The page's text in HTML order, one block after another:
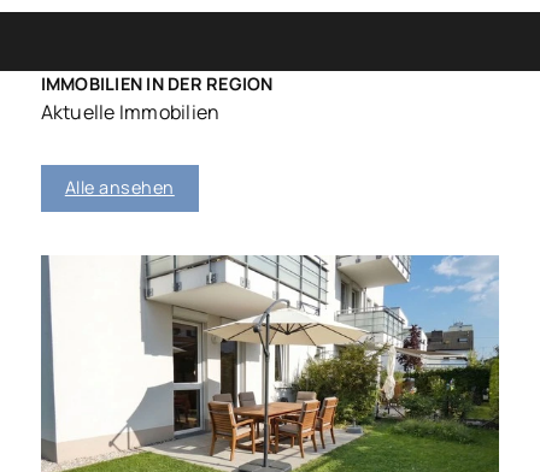
IMMOBILIEN IN DER REGION
Aktuelle Immobilien
Alle ansehen